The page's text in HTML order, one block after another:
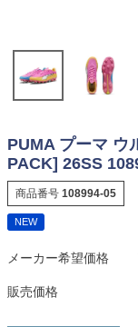
PUMA プーマ ウ
PACK] 26SS
商品番号 108994-05
NEW
メーカー希望価格
販売価格